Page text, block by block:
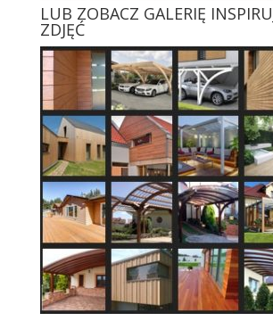
LUB ZOBACZ GALERIĘ
ZDJĘĆ